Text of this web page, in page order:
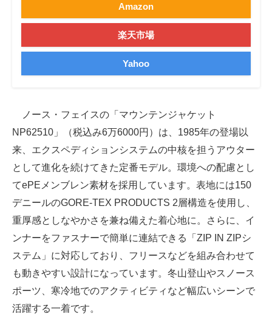
Amazon
楽天市場
Yahoo
ノース・フェイスの「マウンテンジャケット
NP62510」（税込み6万6000円）は、1985年の登場以
来、エクスペディションシステムの中核を担うアウター
として進化を続けてきた定番モデル。環境への配慮とし
てePEメンブレン素材を採用しています。表地には150
デニールのGORE-TEX PRODUCTS 2層構造を使用し、
重厚感としなやかさを兼ね備えた着心地に。さらに、イ
ンナーをファスナーで簡単に連結できる「ZIP IN ZIPシ
ステム」に対応しており、フリースなどを組み合わせて
も動きやすい設計になっています。冬山登山やスノース
ポーツ、寒冷地でのアクティビティなど幅広いシーンで
活躍する一着です。